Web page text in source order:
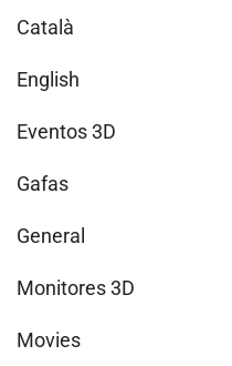
Català
English
Eventos 3D
Gafas
General
Monitores 3D
Movies